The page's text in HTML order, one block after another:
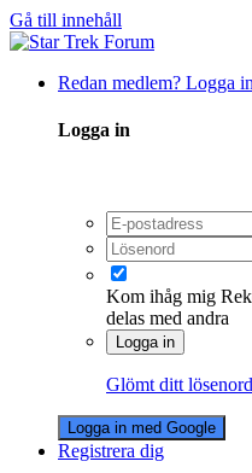
Gå till innehåll
Redan medlem? Logga
Logga in
Kom ihåg mig
delas med andra
Logga in
Glömt ditt
Logga in med Google
Registrera dig